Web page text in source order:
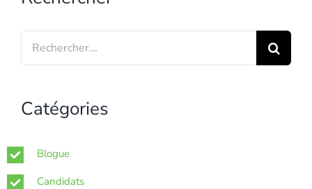
Search
for:
Catégories
Blogue
Candidats